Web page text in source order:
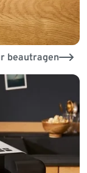
beautragen